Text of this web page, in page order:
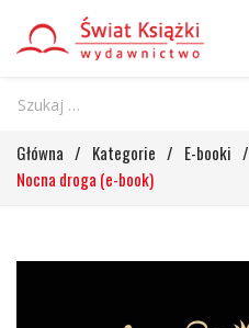
Główna / Kategorie / E-booki /
Nocna droga (e-book)